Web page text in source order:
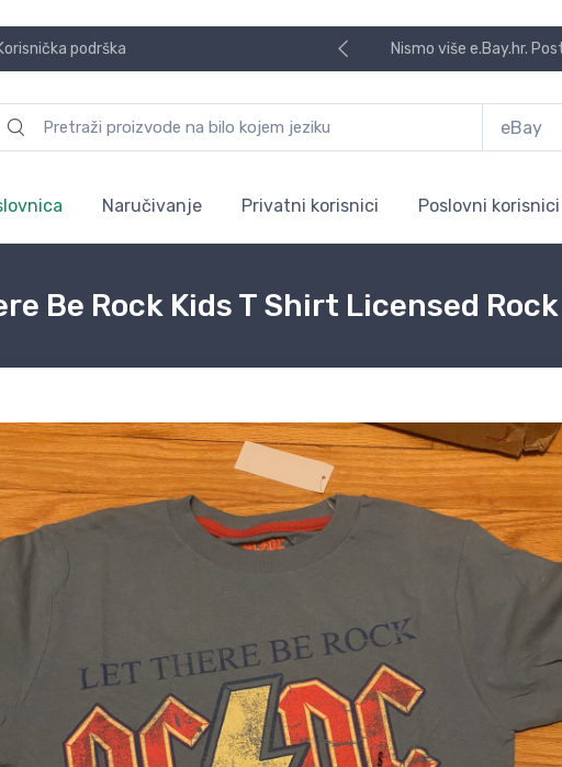
podrška Nismo više e.Bay.hr.
Naručivanje Privatni korisnici Poslovni korisnici
Be Rock Kids T Shirt Licensed